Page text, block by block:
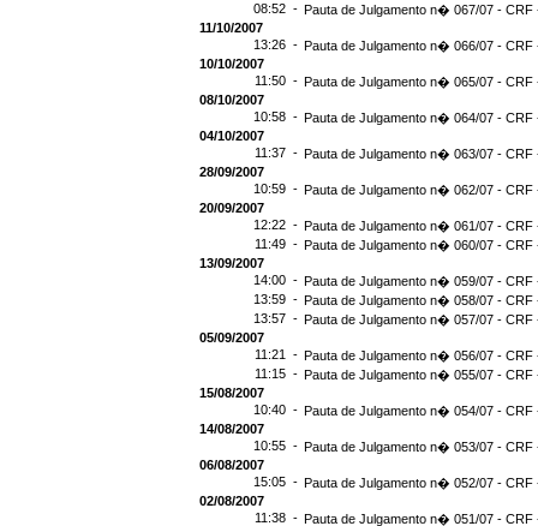
08:52 - Pauta de Julgamento n� 067/07 - CRF
11/10/2007
13:26 - Pauta de Julgamento n� 066/07 - CRF
10/10/2007
11:50 - Pauta de Julgamento n� 065/07 - CRF
08/10/2007
10:58 - Pauta de Julgamento n� 064/07 - CRF
04/10/2007
11:37 - Pauta de Julgamento n� 063/07 - CRF
28/09/2007
10:59 - Pauta de Julgamento n� 062/07 - CRF
20/09/2007
12:22 - Pauta de Julgamento n� 061/07 - CRF
11:49 - Pauta de Julgamento n� 060/07 - CRF
13/09/2007
14:00 - Pauta de Julgamento n� 059/07 - CRF
13:59 - Pauta de Julgamento n� 058/07 - CRF
13:57 - Pauta de Julgamento n� 057/07 - CRF
05/09/2007
11:21 - Pauta de Julgamento n� 056/07 - CRF
11:15 - Pauta de Julgamento n� 055/07 - CRF
15/08/2007
10:40 - Pauta de Julgamento n� 054/07 - CRF
14/08/2007
10:55 - Pauta de Julgamento n� 053/07 - CRF
06/08/2007
15:05 - Pauta de Julgamento n� 052/07 - CRF
02/08/2007
11:38 - Pauta de Julgamento n� 051/07 - CRF